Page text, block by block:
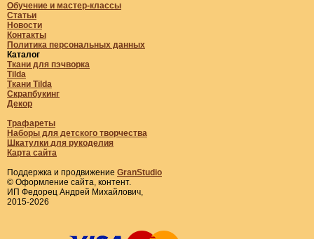
Обучение и мастер-классы
Статьи
Новости
Контакты
Политика персональных данных
Каталог
Ткани для пэчворка
Tilda
Ткани Tilda
Скрапбукинг
Декор
Трафареты
Наборы для детского творчества
Шкатулки для рукоделия
Карта сайта
Поддержка и продвижение GranStudio
© Оформление сайта, контент.
ИП Федорец Андрей Михайлович,
2015-2026